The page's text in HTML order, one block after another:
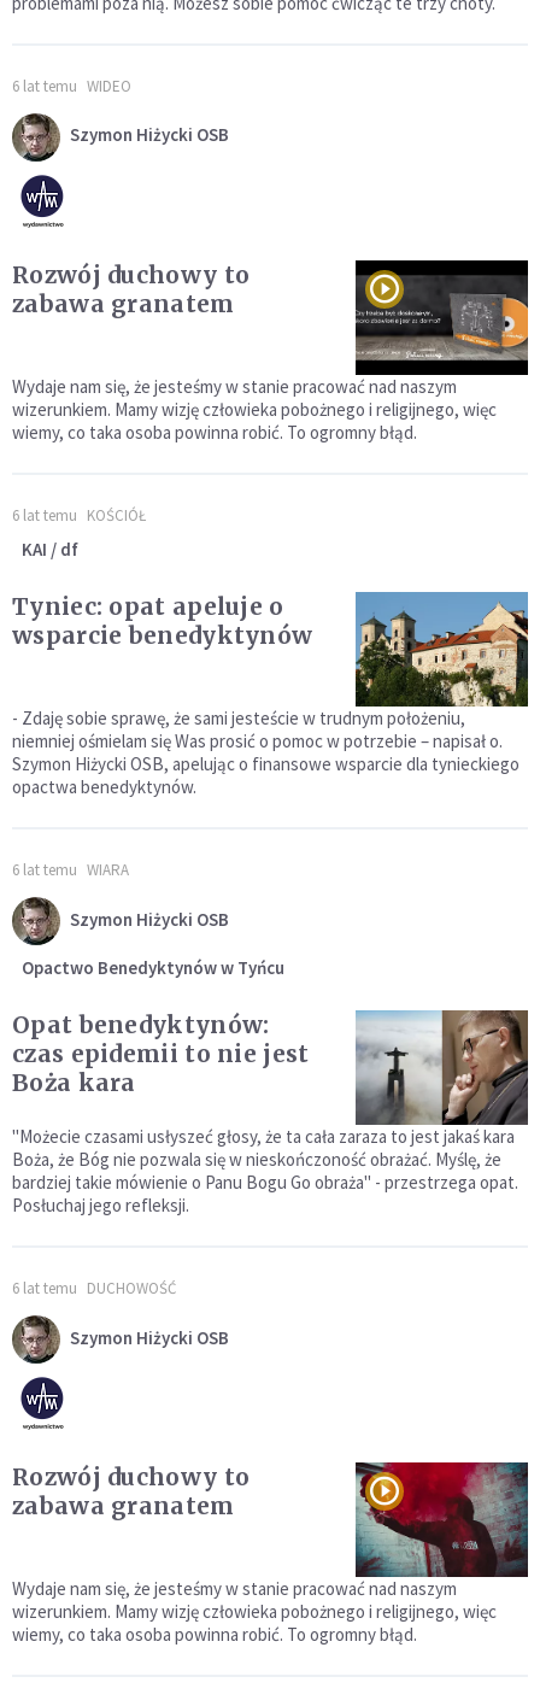
6 lat temu WIDEO
Szymon Hiżycki OSB
Rozwój duchowy to
zabawa granatem
Wydaje nam się, że jesteśmy w stanie pracować nad naszym
wizerunkiem. Mamy wizję człowieka pobożnego i religijnego, więc
wiemy, co taka osoba powinna robić. To ogromny błąd.
6 lat temu KOŚCIÓŁ
KAI / df
Tyniec: opat apeluje o
wsparcie benedyktynów
- Zdaję sobie sprawę, że sami jesteście w trudnym położeniu,
niemniej ośmielam się Was prosić o pomoc w potrzebie – napisał o.
Szymon Hiżycki OSB, apelując o finansowe wsparcie dla tynieckiego
opactwa benedyktynów.
6 lat temu WIARA
Szymon Hiżycki OSB
Opactwo Benedyktynów w Tyńcu
Opat benedyktynów:
czas epidemii to nie jest
Boża kara
"Możecie czasami usłyszeć głosy, że ta cała zaraza to jest jakaś kara
Boża, że Bóg nie pozwala się w nieskończoność obrażać. Myślę, że
bardziej takie mówienie o Panu Bogu Go obraża" - przestrzega opat.
Posłuchaj jego refleksji.
6 lat temu DUCHOWOŚĆ
Szymon Hiżycki OSB
Rozwój duchowy to
zabawa granatem
Wydaje nam się, że jesteśmy w stanie pracować nad naszym
wizerunkiem. Mamy wizję człowieka pobożnego i religijnego, więc
wiemy, co taka osoba powinna robić. To ogromny błąd.